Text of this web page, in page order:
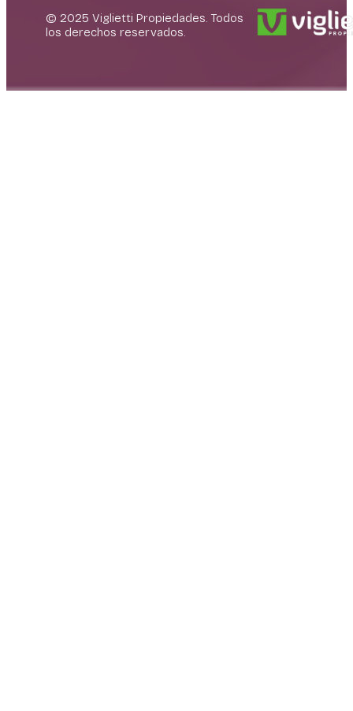
© 2025 Viglietti Propiedades. Todos
los derechos reservados.